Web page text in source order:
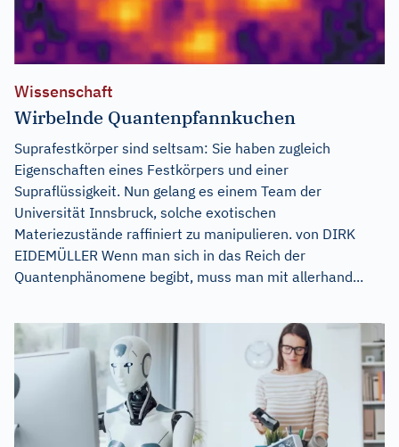
Wissenschaft
Wirbelnde Quantenpfannkuchen
Suprafestkörper sind seltsam: Sie haben zugleich
Eigenschaften eines Festkörpers und einer
Supraflüssigkeit. Nun gelang es einem Team der
Universität Innsbruck, solche exotischen
Materiezustände raffiniert zu manipulieren. von DIRK
EIDEMÜLLER Wenn man sich in das Reich der
Quantenphänomene begibt, muss man mit allerhand...